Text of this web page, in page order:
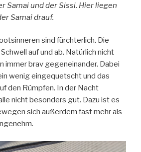
Samai und der Sissi. Hier liegen
Samai drauf.
sind fürchterlich. Die
auf und ab. Natürlich nicht
immer brav gegeneinander. Dabei
wenig eingequetscht und das
den Rümpfen. In der Nacht
nicht besonders gut. Dazu ist es
sich außerdem fast mehr als